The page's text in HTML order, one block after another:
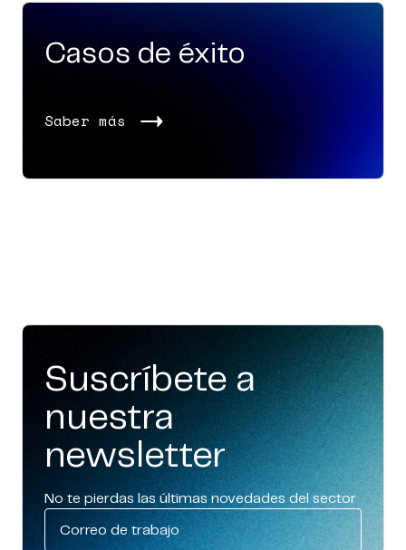
Casos de éxito
Saber más
Suscríbete a
nuestra
newsletter
No te pierdas las últimas novedades del sector